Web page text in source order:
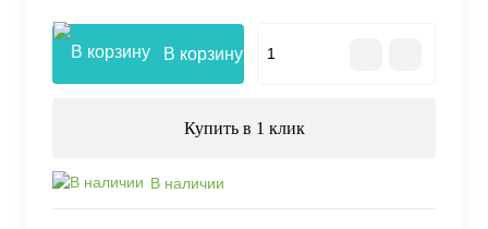
В корзину
Купить в 1 клик
В наличии